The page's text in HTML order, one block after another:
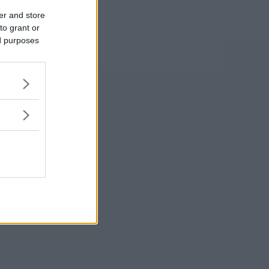
and store
grant or
purposes